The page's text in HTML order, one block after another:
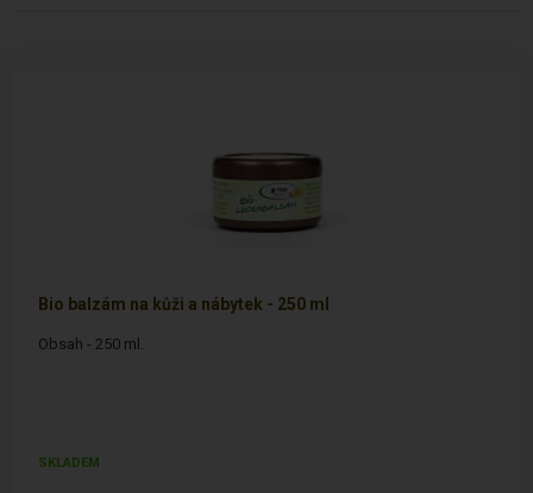
Bio balzám na kůži a nábytek - 250 ml
Obsah - 250 ml.
SKLADEM